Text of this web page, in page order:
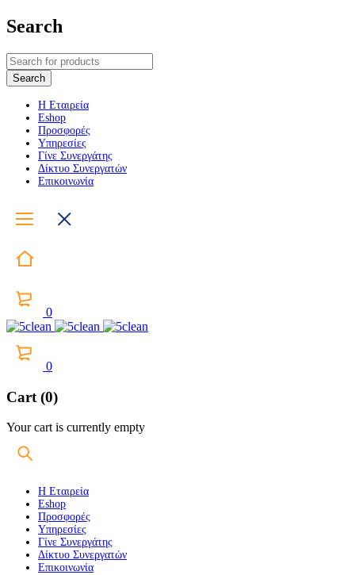
Search
Η Εταιρεία
Eshop
Προσφορές
Υπηρεσίες
Γίνε Συνεργάτης
Δίκτυο Συνεργατών
Επικοινωνία
0
0
Cart (0)
Your cart is currently empty
Η Εταιρεία
Eshop
Προσφορές
Υπηρεσίες
Γίνε Συνεργάτης
Δίκτυο Συνεργατών
Επικοινωνία